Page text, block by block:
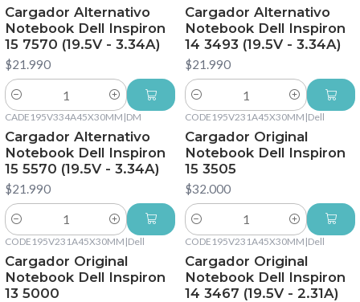
Cargador Alternativo
Notebook Dell Inspiron
15 7570 (19.5V - 3.34A)
$21.990
Cantidad
Cargador Alternativo
Notebook Dell Inspiron
14 3493 (19.5V - 3.34A)
$21.990
Cantidad
CADE195V334A45X30MM |DM
Cargador Alternativo
Notebook Dell Inspiron
15 5570 (19.5V - 3.34A)
$21.990
Cantidad
CODE195V231A45X30MM |Dell
Cargador Original
Notebook Dell Inspiron
15 3505
$32.000
Cantidad
CODE195V231A45X30MM |Dell
Cargador Original
Notebook Dell Inspiron
13 5000
CODE195V231A45X30MM |Dell
Cargador Original
Notebook Dell Inspiron
14 3467 (19.5V - 2.31A)